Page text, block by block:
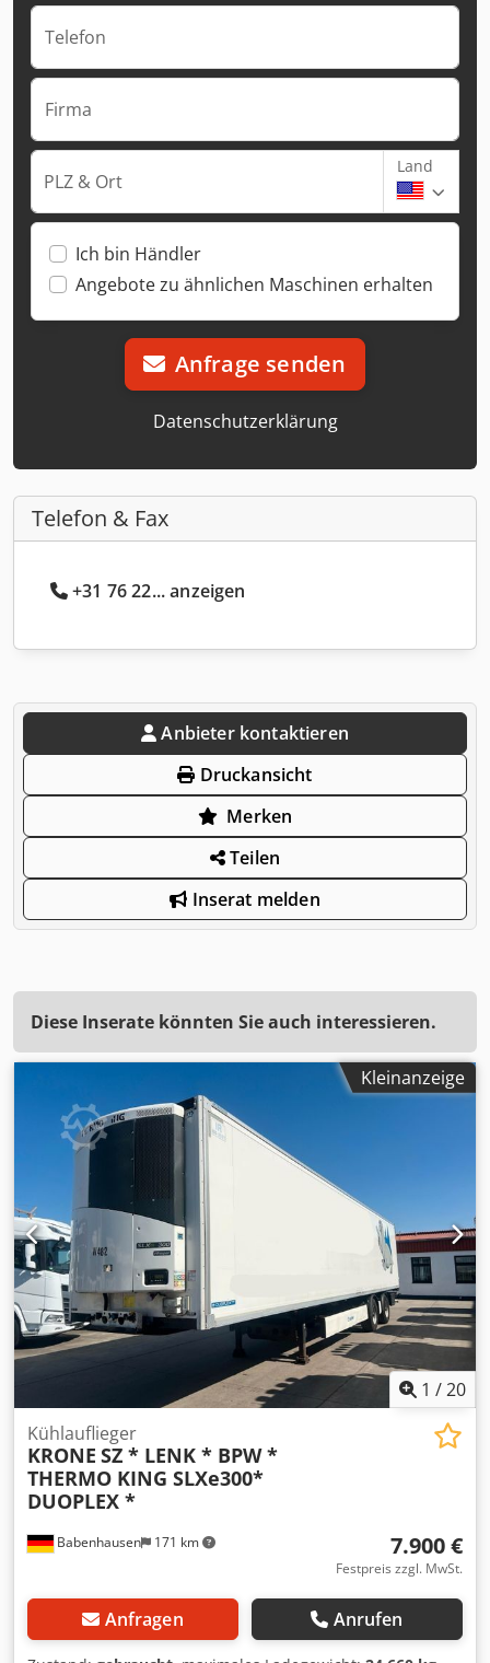
Telefon
Firma
PLZ & Ort
Land
Ich bin Händler
Angebote zu ähnlichen Maschinen erhalten
Anfrage senden
Datenschutzerklärung
Telefon & Fax
+31 76 22... anzeigen
Anbieter kontaktieren
Druckansicht
Merken
Teilen
Inserat melden
Diese Inserate könnten Sie auch interessieren.
Kleinanzeige
1 /20
Babenhausen 171 km
Kühlauflieger
KRONE SZ * LENK * BPW *
THERMO KING SLXe300*
DUOPLEX *
7.900 €
Festpreis zzgl. MwSt.
Anfragen Anrufen